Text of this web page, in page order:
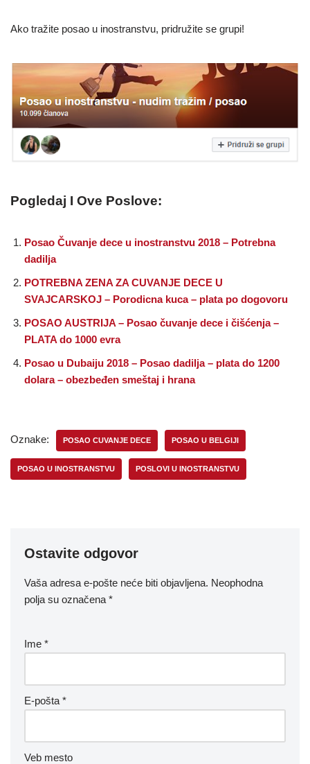
Ako tražite posao u inostranstvu, pridružite se grupi!
Pogledaj I Ove Poslove:
Posao Čuvanje dece u inostranstvu 2018 – Potrebna
dadilja
POTREBNA ZENA ZA CUVANJE DECE U
SVAJCARSKOJ – Porodicna kuca – plata po dogovoru
POSAO AUSTRIJA – Posao čuvanje dece i čišćenja –
PLATA do 1000 evra
Posao u Dubaiju 2018 – Posao dadilja – plata do 1200
dolara – obezbeđen smeštaj i hrana
Oznake: POSAO CUVANJE DECE POSAO U BELGIJI
POSAO U INOSTRANSTVU POSLOVI U INOSTRANSTVU
Ostavite odgovor
Vaša adresa e-pošte neće biti objavljena. Neophodna
polja su označena *
Ime *
E-pošta *
Veb mesto